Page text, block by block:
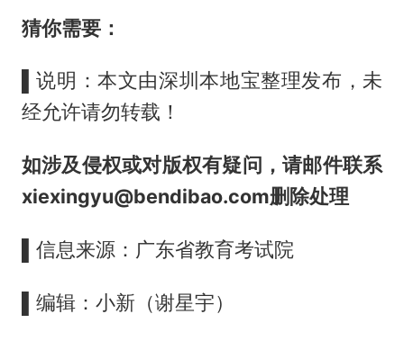
猜你需要：
▌说明：本文由深圳本地宝整理发布，未
经允许请勿转载！
如涉及侵权或对版权有疑问，请邮件联系
xiexingyu@bendibao.com删除处理
▌信息来源：广东省教育考试院
▌编辑：小新（谢星宇）